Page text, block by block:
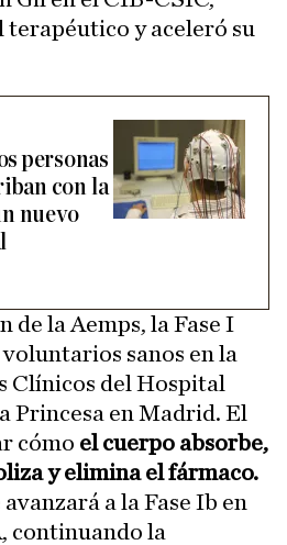
y aceleró su
personas
con la
nuevo
de la Aemps, la Fase I
sanos en la
Clínicos del Hospital
Princesa en Madrid. El
cómo el cuerpo absorbe,
y elimina el fármaco.
a la Fase Ib en
continuando la